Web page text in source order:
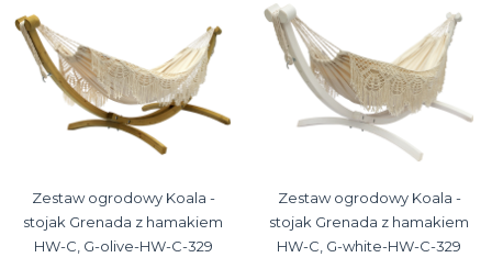
Zestaw ogrodowy Koala -
stojak Grenada z hamakiem
HW-C, G-olive-HW-C-329
Zestaw ogrodowy Koala -
stojak Grenada z hamakiem
HW-C, G-white-HW-C-329